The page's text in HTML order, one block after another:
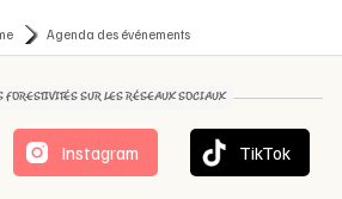
Agenda des événements
FORESTIVITÉS SUR LES RÉSEAUX SOCIAUX
Instagram TikTok